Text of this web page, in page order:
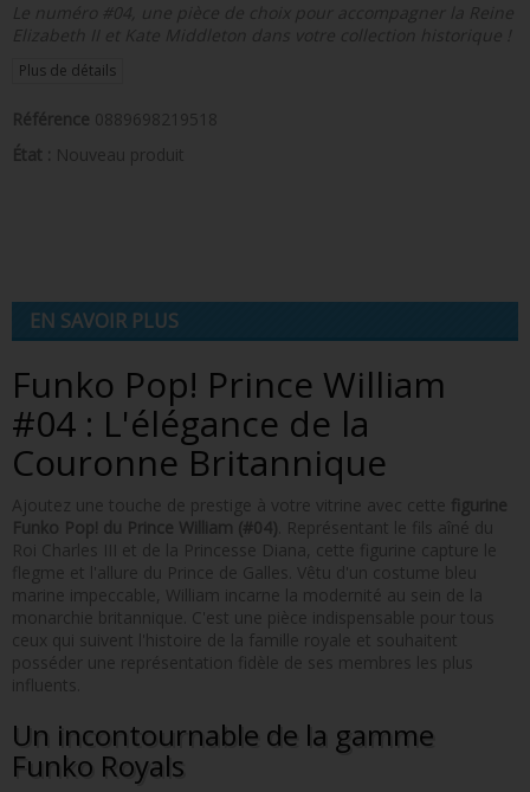
Le numéro #04, une pièce de choix pour accompagner la Reine
Elizabeth II et Kate Middleton dans votre collection historique !
Plus de détails
Référence 0889698219518
État : Nouveau produit
EN SAVOIR PLUS
Funko Pop! Prince William
#04 : L'élégance de la
Couronne Britannique
Ajoutez une touche de prestige à votre vitrine avec cette figurine
Funko Pop! du Prince William (#04) . Représentant le fils aîné du
Roi Charles III et de la Princesse Diana, cette figurine capture le
flegme et l'allure du Prince de Galles. Vêtu d'un costume bleu
marine impeccable, William incarne la modernité au sein de la
monarchie britannique. C'est une pièce indispensable pour tous
ceux qui suivent l'histoire de la famille royale et souhaitent
posséder une représentation fidèle de ses membres les plus
influents.
Un incontournable de la gamme
Funko Royals